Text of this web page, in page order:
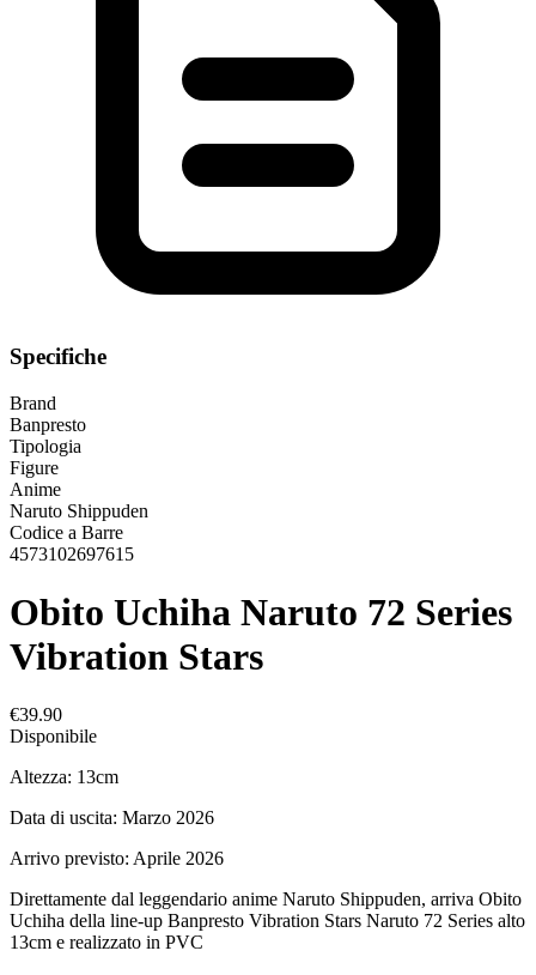
Specifiche
Brand
Banpresto
Tipologia
Figure
Anime
Naruto Shippuden
Codice a Barre
4573102697615
Obito Uchiha Naruto 72 Series
Vibration Stars
€39.90
Disponibile
Altezza: 13cm
Data di uscita: Marzo 2026
Arrivo previsto: Aprile 2026
Direttamente dal leggendario anime Naruto Shippuden, arriva Obito
Uchiha della line-up Banpresto Vibration Stars Naruto 72 Series alto
13cm e realizzato in PVC